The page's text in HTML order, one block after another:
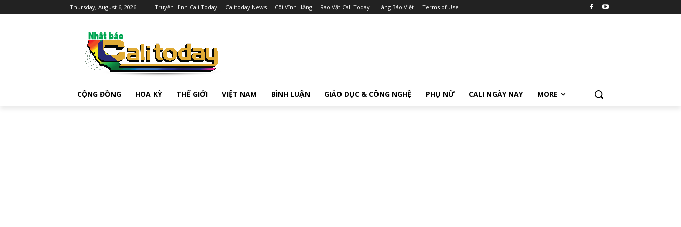
Thursday, August 6, 2026 Truyền Hình Cali Today Calitoday News Cõi Vĩnh Hằng Rao Vặt Cali Today Làng Báo Việt Terms of Use
CỘNG ĐỒNG HOA KỲ THẾ GIỚI VIỆT NAM BÌNH LUẬN GIÁO DỤC & CÔNG NGHỆ PHỤ NỮ CALI NGÀY NAY MORE